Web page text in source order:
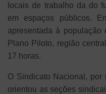
locais de trabalho da do
em espaços públicos.
apresentada à
Plano Piloto, região
17 horas.
O Sindicato Nacional, por
orientou as seções